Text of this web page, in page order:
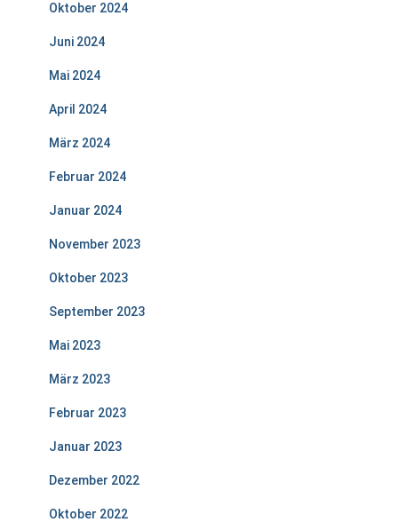
Oktober 2024
Juni 2024
Mai 2024
April 2024
März 2024
Februar 2024
Januar 2024
November 2023
Oktober 2023
September 2023
Mai 2023
März 2023
Februar 2023
Januar 2023
Dezember 2022
Oktober 2022